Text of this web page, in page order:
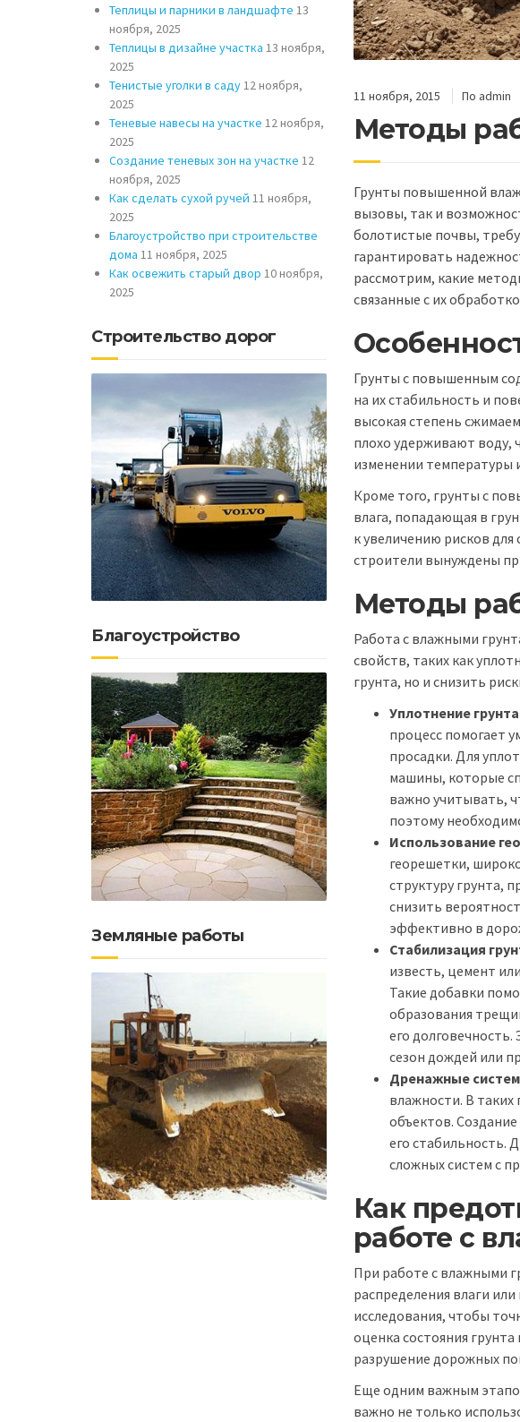
11 ноября, 2015 По admin
Методы
Грунты повышенной
вызовы, так и
болотистые почвы,
гарантировать
рассмотрим, какие
связанные с их
Грунты с повышенным
на их стабильность и
высокая степень
плохо удерживают
изменении температуры
Кроме того, грунты с
влага, попадающая в
к увеличению рисков
строители вынуждены
Методы
Работа с влажными
свойств, таких как
грунта, но и снизить
Уплотнение
процесс помогает
просадки. Для
машины, которые
важно учитывать,
поэтому
Использование
георешетки,
структуру грунта,
снизить
эффективно в
Стабилизация
известь, цемент
Такие добавки
образования
его
сезон дождей или
Дренажные
влажности. В
объектов.
его стабильность.
сложных систем с
Как
работе с
При работе с влажными
распределения влаги
исследования, чтобы
оценка состояния
разрушение дорожных
Еще одним важным
важно не только
Теплицы и парники в ландшафте 13
ноября, 2025
Теплицы в дизайне участка 13 ноября,
2025
Тенистые уголки в саду12 ноября,
2025
Теневые навесы на участке 12 ноября,
2025
Создание теневых зон на участке 12
ноября, 2025
Как сделать сухой ручей 11 ноября,
2025
Благоустройство при строительстве
дома 11 ноября, 2025
Как освежить старый двор 10 ноября,
2025
Строительство дорог
Благоустройство
Земляные работы